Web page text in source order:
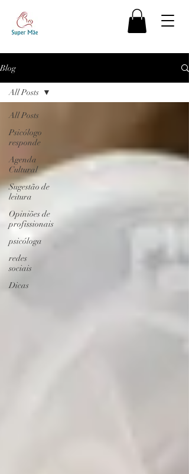
Blog
All Posts
Psicólogo
responde
Agenda
Cultural
Sugestão de
leitura
Opiniões de
profissionais
psicóloga
redes
sociais
Dicas
All Posts